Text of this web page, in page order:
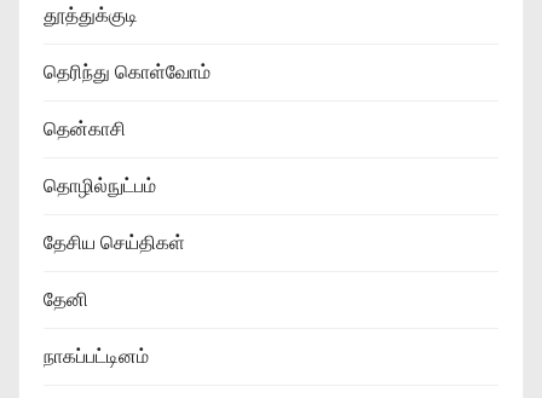
தூத்துக்குடி
தெரிந்து கொள்வோம்
தென்காசி
தொழில்நுட்பம்
தேசிய செய்திகள்
தேனி
நாகப்பட்டினம்